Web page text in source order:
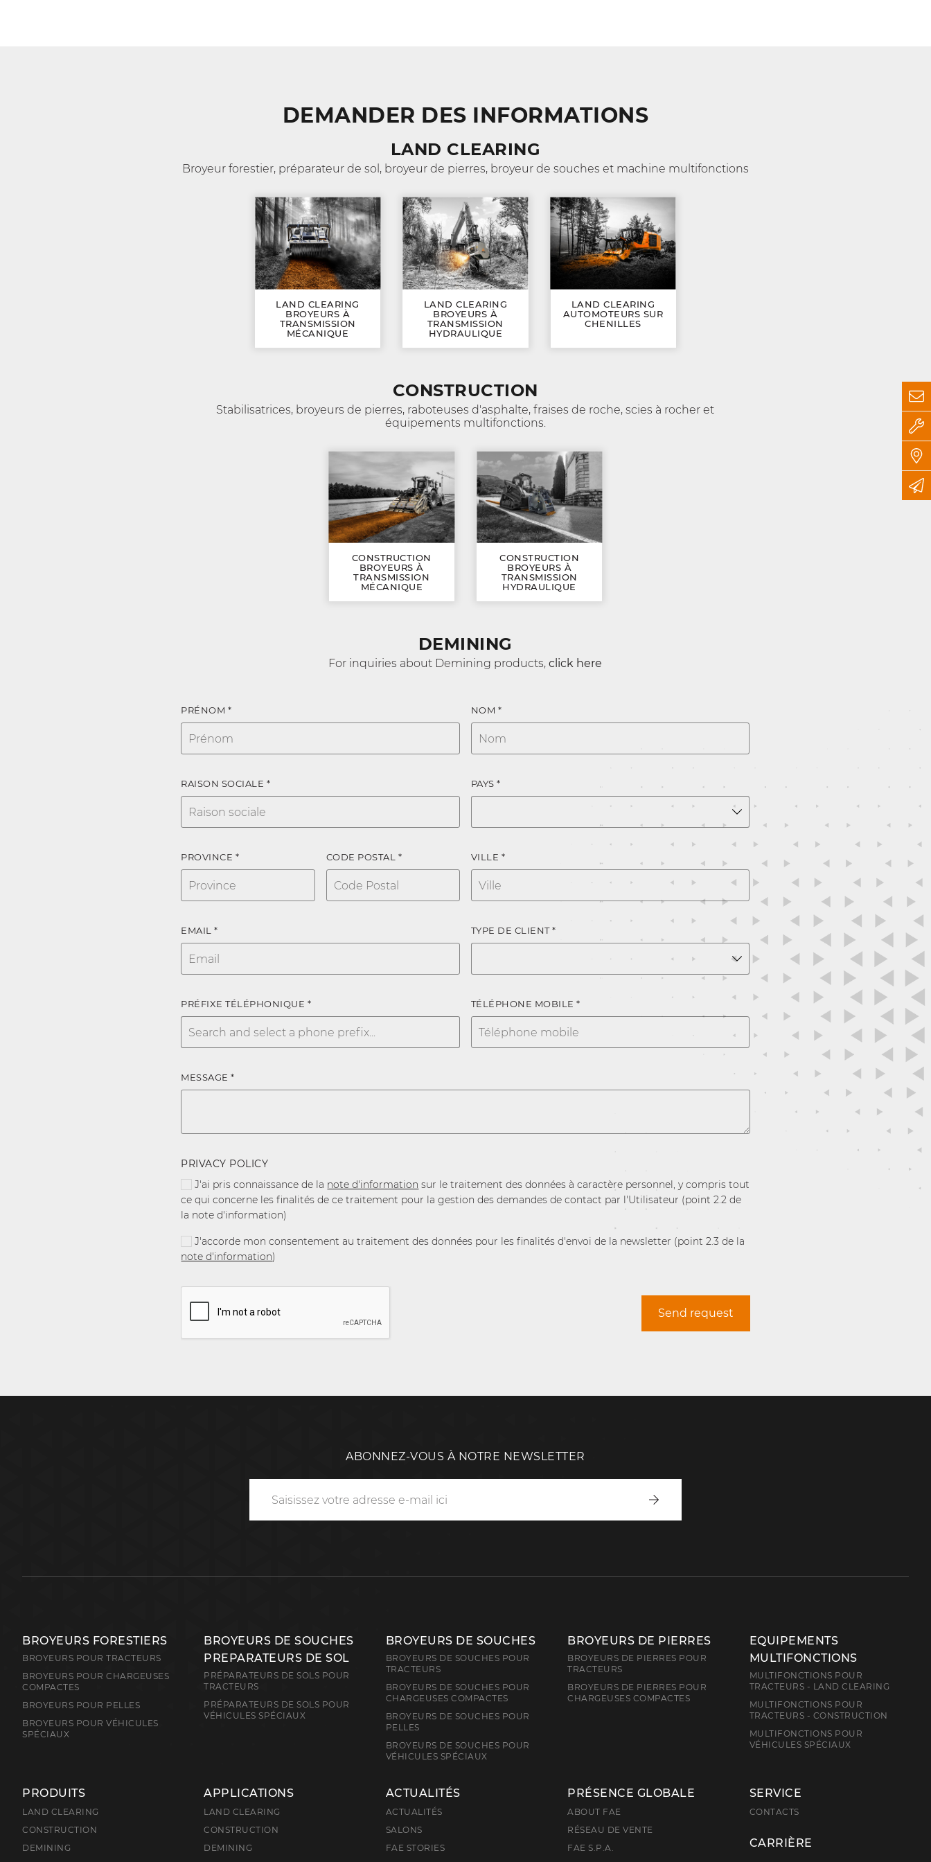
DEMANDER DES INFORMATIONS
LAND CLEARING
Broyeur forestier, préparateur de sol, broyeur de pierres, broyeur de souches et machine multifonctions
LAND CLEARING
BROYEURS À
TRANSMISSION
MÉCANIQUE
LAND CLEARING
BROYEURS À
TRANSMISSION
HYDRAULIQUE
LAND CLEARING
AUTOMOTEURS SUR
CHENILLES
CONSTRUCTION
Stabilisatrices, broyeurs de pierres, raboteuses d'asphalte, fraises de roche, scies à rocher et
équipements multifonctions.
CONSTRUCTION
BROYEURS À
TRANSMISSION
MÉCANIQUE
CONSTRUCTION
BROYEURS À
TRANSMISSION
HYDRAULIQUE
DEMINING
For inquiries about Demining products,click here
PRÉNOM * NOM *
RAISON SOCIALE * PAYS *
PROVINCE * CODE POSTAL * VILLE *
EMAIL * TYPE DE CLIENT *
PRÉFIXE TÉLÉPHONIQUE * TÉLÉPHONE MOBILE *
MESSAGE *
PRIVACY POLICY
J'ai pris connaissance de la note d'information sur le traitement des données à caractère personnel, y compris tout
ce qui concerne les finalités de ce traitement pour la gestion des demandes de contact par l'Utilisateur (point 2.2 de
la note d'information)
J'accorde mon consentement au traitement des données pour les finalités d'envoi de la newsletter (point 2.3 de la
note d'information)
Send request
ABONNEZ-VOUS À NOTRE NEWSLETTER
Inscrivez-
BROYEURS FORESTIERS
BROYEURS POUR TRACTEURS
BROYEURS POUR CHARGEUSES
COMPACTES
BROYEURS POUR PELLES
BROYEURS POUR VÉHICULES
SPÉCIAUX
BROYEURS DE SOUCHES
PREPARATEURS DE SOL
PRÉPARATEURS DE SOLS POUR
TRACTEURS
PRÉPARATEURS DE SOLS POUR
VÉHICULES SPÉCIAUX
BROYEURS DE SOUCHES
BROYEURS DE SOUCHES POUR
TRACTEURS
BROYEURS DE SOUCHES POUR
CHARGEUSES COMPACTES
BROYEURS DE SOUCHES POUR
PELLES
BROYEURS DE SOUCHES POUR
VÉHICULES SPÉCIAUX
BROYEURS DE PIERRES
BROYEURS DE PIERRES POUR
TRACTEURS
BROYEURS DE PIERRES POUR
CHARGEUSES COMPACTES
EQUIPEMENTS
MULTIFONCTIONS
MULTIFONCTIONS POUR
TRACTEURS - LAND CLEARING
MULTIFONCTIONS POUR
TRACTEURS - CONSTRUCTION
MULTIFONCTIONS POUR
VÉHICULES SPÉCIAUX
PRODUITS
LAND CLEARING
CONSTRUCTION
DEMINING
APPLICATIONS
LAND CLEARING
CONSTRUCTION
DEMINING
ACTUALITÉS
ACTUALITÉS
SALONS
FAE STORIES
PRÉSENCE GLOBALE
ABOUT FAE
RÉSEAU DE VENTE
FAE S.P.A.
SERVICE
CONTACTS
CARRIÈRE